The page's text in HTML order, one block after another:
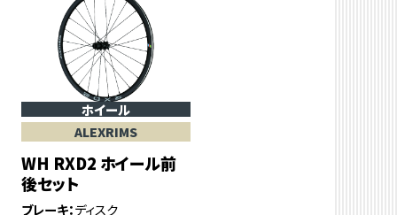
ホイール
ALEXRIMS
WH RXD2 ホイール前
後セット
ブレーキ ディスク